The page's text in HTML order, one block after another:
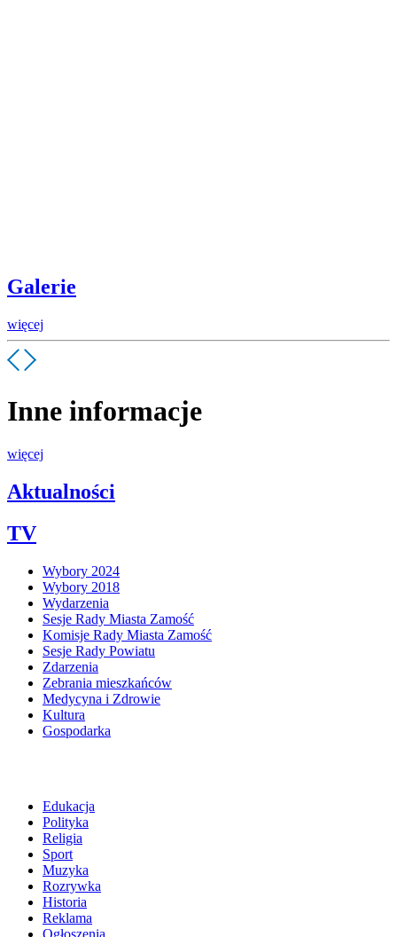
Galerie
więcej
Inne informacje
więcej
Aktualności
TV
Wybory 2024
Wybory 2018
Wydarzenia
Sesje Rady Miasta Zamość
Komisje Rady Miasta Zamość
Sesje Rady Powiatu
Zdarzenia
Zebrania mieszkańców
Medycyna i Zdrowie
Kultura
Gospodarka
Edukacja
Polityka
Religia
Sport
Muzyka
Rozrywka
Historia
Reklama
Ogłoszenia